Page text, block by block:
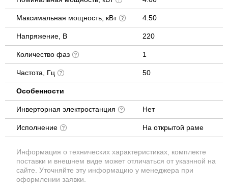
Максимальная мощность, кВт 4.50
Напряжение, В 220
Количество фаз 1
Частота, Гц 50
Особенности
Инверторная электростанция Нет
Исполнение На открытой раме
Информация о технических характеристиках, комплекте
поставки и внешнем виде может отличаться от указнной на
сайте. Уточняйте эту информацию у менеджера при
оформлении заявки.